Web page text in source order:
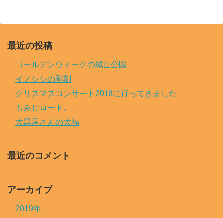
最近の投稿
ゴールデンウィークの城山公園
イノシシの彫刻
クリスマスコンサート2018に行ってきました
もみじロード。
大黒屋さんの大福
最近のコメント
アーカイブ
2019年